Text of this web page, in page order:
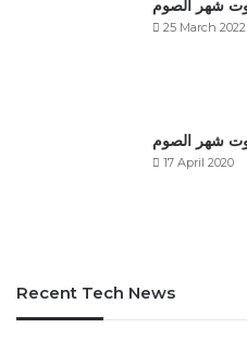
25 March 2022
17 April 2020
Recent Tech News